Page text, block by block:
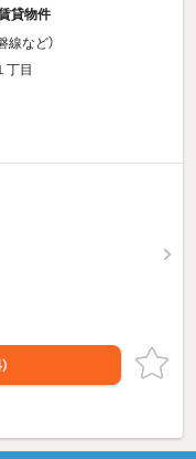
貸物件
線など）
丁目